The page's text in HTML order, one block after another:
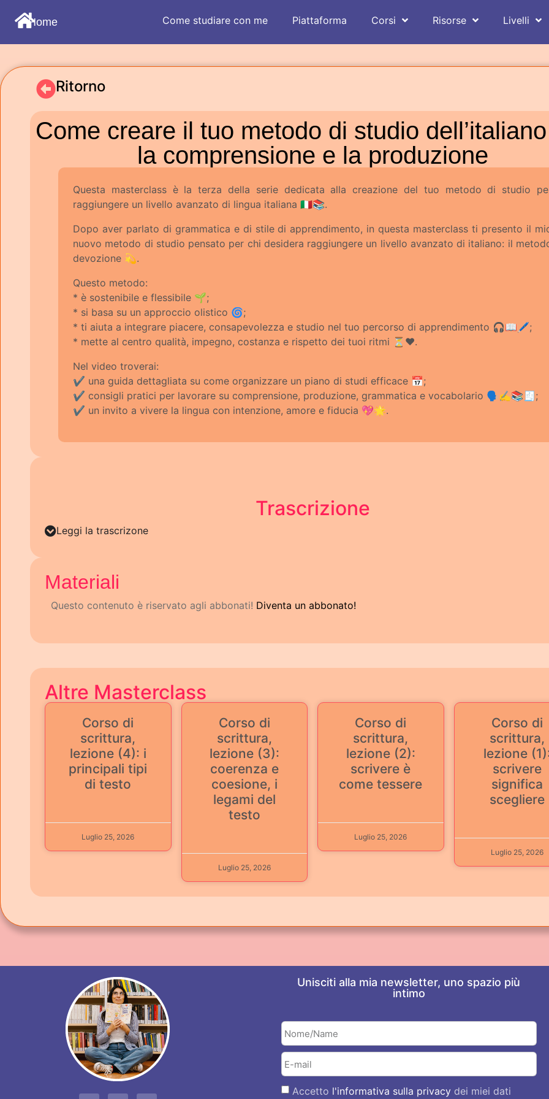
Home Come studiare con me Piattaforma Corsi Risorse Livelli
Ritorno
Come creare il tuo metodo di studio
la comprensione e la produzione
Questa masterclass è la terza della serie dedicata alla creazione del tuo metodo di studio
raggiungere un livello avanzato di lingua italiana 🇮🇹📚.
Dopo aver parlato di grammatica e di stile di apprendimento, in questa masterclass ti presento il
nuovo metodo di studio pensato per chi desidera raggiungere un livello avanzato di italiano: il
devozione 💫.
Questo metodo:
* è sostenibile e flessibile 🌱;
* si basa su un approccio olistico 🌀;
* ti aiuta a integrare piacere, consapevolezza e studio nel tuo percorso di apprendimento 🎧📖🖊️;
* mette al centro qualità, impegno, costanza e rispetto dei tuoi ritmi ⏳❤️.
Nel video troverai:
✔️ una guida dettagliata su come organizzare un piano di studi efficace 📅;
✔️ consigli pratici per lavorare su comprensione, produzione, grammatica e vocabolario 🗣️✍️📚🧾;
✔️ un invito a vivere la lingua con intenzione, amore e fiducia 💖🌟.
Trascrizione
Leggi la trascrizone
Materiali
Questo contenuto è riservato agli abbonati! Diventa un abbonato!
Altre Masterclass
Corso di
scrittura,
lezione (4): i
principali tipi
di testo
Luglio 25, 2026
Corso di
scrittura,
lezione (3):
coerenza e
coesione, i
legami del
testo
Luglio 25, 2026
Corso di
scrittura,
lezione (2):
scrivere è
come tessere
Luglio 25, 2026
Corso di
scrittura,
lezione
scrivere
significa
scegliere
Luglio 25, 2026
Unisciti alla mia newsletter, uno spazio più
intimo
Accetto l'informativa sulla privacydei miei dati